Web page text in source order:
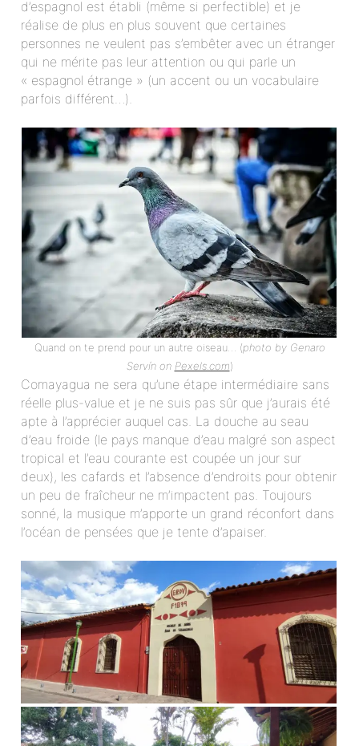
d’espagnol est établi (même si perfectible) et je
réalise de plus en plus souvent que certaines
personnes ne veulent pas s’embêter avec un étranger
qui ne mérite pas leur attention ou qui parle un
« espagnol étrange » (un accent ou un vocabulaire
parfois différent…).
Quand on te prend pour un autre oiseau… (photo by Genaro
Servín on Pexels.com)
Comayagua ne sera qu’une étape intermédiaire sans
réelle plus-value et je ne suis pas sûr que j’aurais été
apte à l’apprécier auquel cas. La douche au seau
d’eau froide (le pays manque d’eau malgré son aspect
tropical et l’eau courante est coupée un jour sur
deux), les cafards et l’absence d’endroits pour obtenir
un peu de fraîcheur ne m’impactent pas. Toujours
sonné, la musique m’apporte un grand réconfort dans
l’océan de pensées que je tente d’apaiser.